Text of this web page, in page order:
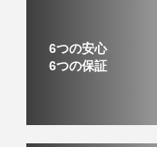
6つの安心
6つの保証